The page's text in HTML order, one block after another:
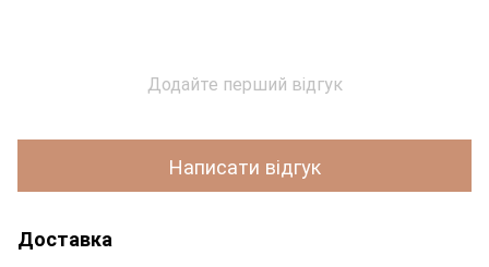
Додайте перший відгук
Написати відгук
Доставка